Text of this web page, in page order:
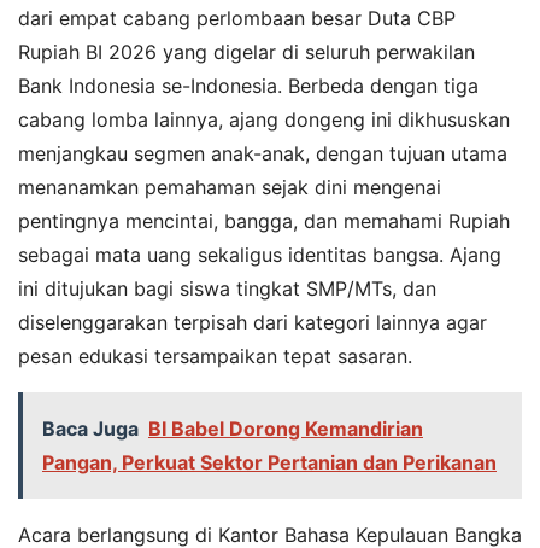
dari empat cabang perlombaan besar Duta CBP
Rupiah BI 2026 yang digelar di seluruh perwakilan
Bank Indonesia se-Indonesia. Berbeda dengan tiga
cabang lomba lainnya, ajang dongeng ini dikhususkan
menjangkau segmen anak-anak, dengan tujuan utama
menanamkan pemahaman sejak dini mengenai
pentingnya mencintai, bangga, dan memahami Rupiah
sebagai mata uang sekaligus identitas bangsa. Ajang
ini ditujukan bagi siswa tingkat SMP/MTs, dan
diselenggarakan terpisah dari kategori lainnya agar
pesan edukasi tersampaikan tepat sasaran.
Baca Juga BI Babel Dorong Kemandirian
Pangan, Perkuat Sektor Pertanian dan Perikanan
Acara berlangsung di Kantor Bahasa Kepulauan Bangka